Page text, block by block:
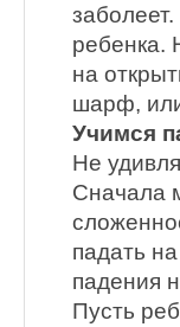
ребенка.
на
шарф,
Учимся
Не
Сначала
падать
падения
Пусть